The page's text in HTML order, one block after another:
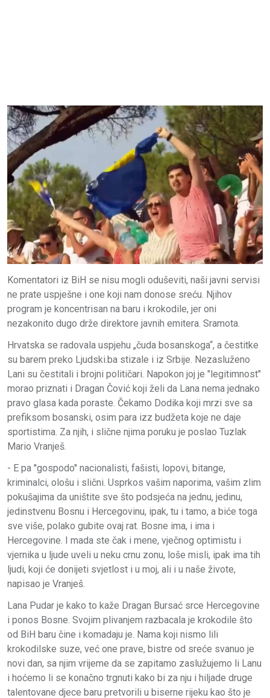
Komentatori iz BiH se nisu mogli oduševiti, naši javni servisi
ne prate uspješne i one koji nam donose sreću. Njihov
program je koncentrisan na baru i krokodile, jer oni
nezakonito dugo drže direktore javnih emitera. Sramota.
Hrvatska se radovala uspjehu „čuda bosanskoga“, a čestitke
su barem preko Ljudski.ba stizale i iz Srbije. Nezasluženo
Lani su čestitali i brojni političari. Napokon joj je "legitimnost"
morao priznati i Dragan Čović koji želi da Lana nema jednako
pravo glasa kada poraste. Čekamo Dodika koji mrzi sve sa
prefiksom bosanski, osim para izz budžeta koje ne daje
sportistima. Za njih, i slične njima poruku je poslao Tuzlak
Mario Vranješ.
- E pa ''gospodo'' nacionalisti, fašisti, lopovi, bitange,
kriminalci, ološu i slični. Usprkos vašim naporima, vašim zlim
pokušajima da uništite sve što podsjeća na jednu, jedinu,
jedinstvenu Bosnu i Hercegovinu, ipak, tu i tamo, a biće toga
sve više, polako gubite ovaj rat. Bosne ima, i ima i
Hercegovine. I mada ste čak i mene, vječnog optimistu i
vjernika u ljude uveli u neku crnu zonu, loše misli, ipak ima tih
ljudi, koji će donijeti svjetlost i u moj, ali i u naše živote,
napisao je Vranješ.
Lana Pudar je kako to kaže Dragan Bursać srce Hercegovine
i ponos Bosne. Svojim plivanjem razbacala je krokodile što
od BiH baru čine i komadaju je. Nama koji nismo lili
krokodilske suze, već one prave, bistre od sreće svanuo je
novi dan, sa njim vrijeme da se zapitamo zaslužujemo li Lanu
i hoćemo li se konačno trgnuti kako bi za nju i hiljade druge
talentovane djece baru pretvorili u biserne rijeku kao što je